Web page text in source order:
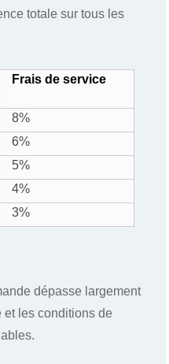
totale sur tous les
Frais de service
8%
6%
5%
4%
3%
dépasse largement
et les conditions de